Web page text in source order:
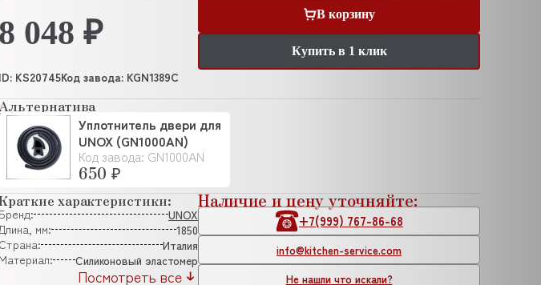
8 048 ₽
В корзину
Купить в 1 клик
ID: KS20745Код завода: KGN1389C
Код завода: GN1000AN
Уплотнитель двери для
UNOX (GN1000AN)
650 ₽
характеристики:
Бренд:
UNOX
мм:
1850
Страна:
Италия
Материал:
Силиконовый эластомер
Посмотреть все
Наличие и цену уточняйте:
+7(999) 767-86-68
info@kitchen-service.com
Не нашли что искали?